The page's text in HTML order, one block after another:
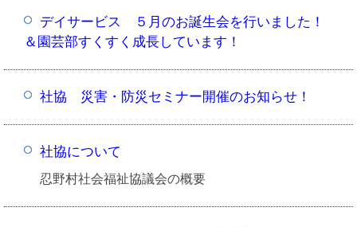
デイサービス ５月のお誕生会を行いました！
＆園芸部すくすく成長しています！
社協 災害・防災セミナー開催のお知らせ！
社協について
忍野村社会福祉協議会の概要